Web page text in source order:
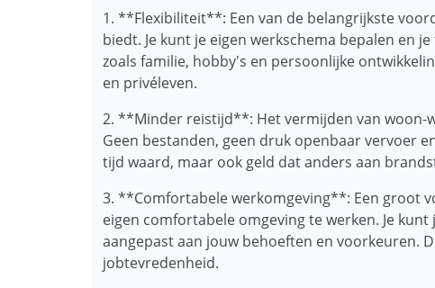
1. **Flexibiliteit**: Een van de belangrijkste
biedt. Je kunt je eigen werkschema bepalen en
zoals familie, hobby's en persoonlijke
en privéleven.
2. **Minder reistijd**: Het vermijden van woon-
Geen bestanden, geen druk openbaar vervoer
tijd waard, maar ook geld dat anders aan
3. **Comfortabele werkomgeving**: Een groot
eigen comfortabele omgeving te werken. Je
aangepast aan jouw behoeften en voorkeuren.
jobtevredenheid.